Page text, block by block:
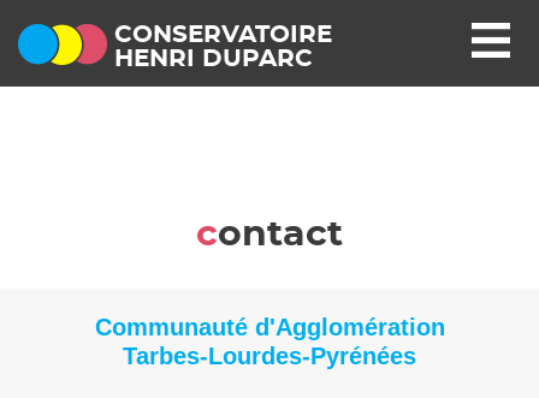
CONSERVATOIRE
HENRI DUPARC
contact
Communauté d'Agglomération
Tarbes-Lourdes-Pyrénées